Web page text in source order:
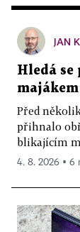
JAN
Hledá se
Před
přihnalo
blikajícím
4. 8. 2026 ▪ 6